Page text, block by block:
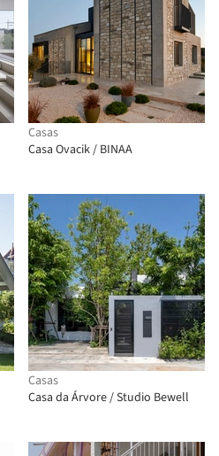
Casas
Casa Ovacik / BINAA
Casas
Casa da Árvore / Studio Bewell